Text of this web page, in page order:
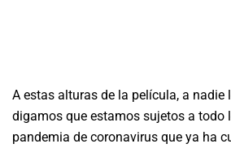
A estas alturas de la película, a nadie
digamos que estamos sujetos a todo
pandemia de coronavirus que ya ha